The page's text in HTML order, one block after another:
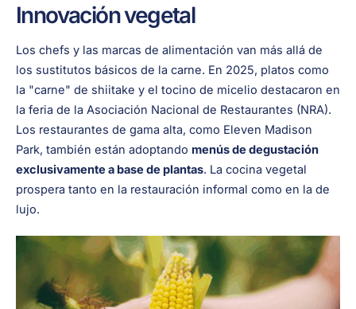
Innovación vegetal
Los chefs y las marcas de alimentación van más allá de
los sustitutos básicos de la carne. En 2025, platos como
la "carne" de shiitake y el tocino de micelio destacaron en
la feria de la Asociación Nacional de Restaurantes (NRA).
Los restaurantes de gama alta, como Eleven Madison
Park, también están adoptando menús de degustación
exclusivamente a base de plantas. La cocina vegetal
prospera tanto en la restauración informal como en la de
lujo.